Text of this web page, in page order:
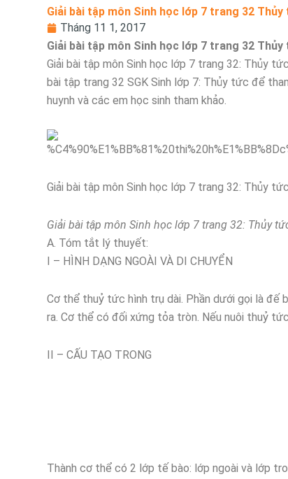
Giải bài tập môn Sinh học lớp 7 trang 32 Thủy
Tháng 11 1, 2017
Giải bài tập môn Sinh học lớp 7 trang 32 Thủy
Giải bài tập môn Sinh học lớp 7 trang 32: Thủy
bài tập trang 32 SGK Sinh lớp 7: Thủy tức để
huynh và các em học sinh tham khảo.
Giải bài tập môn Sinh học lớp 7 trang 32: Thủy tức
Giải bài tập môn Sinh học lớp 7 trang 32: Thủy
A. Tóm tắt lý thuyết:
I – HÌNH DẠNG NGOÀI VÀ DI CHUYỂN
Cơ thể thuỷ tức hình trụ dài. Phần dưới gọi là đế
ra. Cơ thể có đối xứng tỏa tròn. Nếu nuôi thuỷ
II – CẤU TẠO TRONG
Thành cơ thể có 2 lớp tế bào: lớp ngoài và lớp